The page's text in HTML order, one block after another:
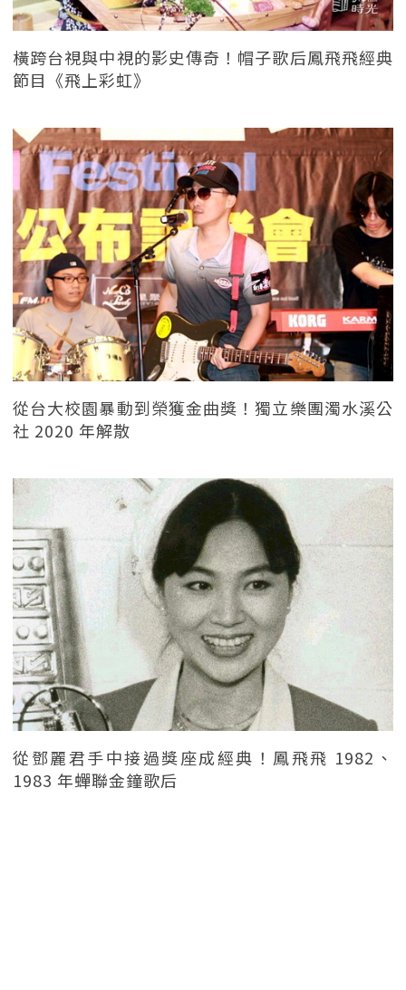
橫跨台視與中視的影史傳奇！帽子歌后鳳飛飛經典
節目《飛上彩虹》
從台大校園暴動到榮獲金曲獎！獨立樂團濁水溪公
社 2020 年解散
從鄧麗君手中接過獎座成經典！鳳飛飛 1982、
1983 年蟬聯金鐘歌后